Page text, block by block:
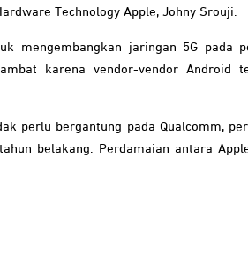
Technology Apple, Johny Srouji.
mengembangkan jaringan 5G pada
karena vendor-vendor Android
perlu bergantung pada Qualcomm,
belakang. Perdamaian antara